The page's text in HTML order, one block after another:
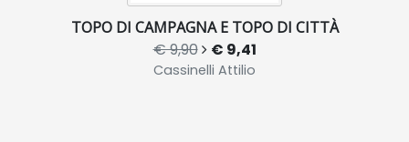
TOPO DI CAMPAGNA E TOPO DI CITTÀ
€ 9,90 € 9,41
Cassinelli Attilio